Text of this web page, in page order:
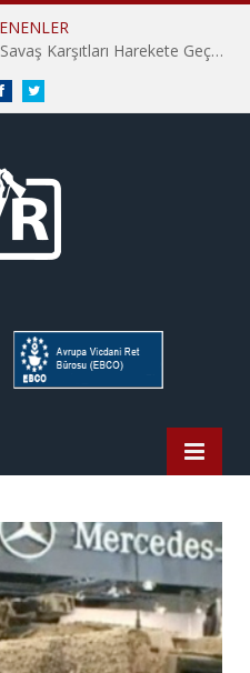
Hiroşima’nın 81. Yılında İtalyan Savaş Karşıtları Harekete Geçti: “Hatırlamak yeterli değil”
FacebookTwitter